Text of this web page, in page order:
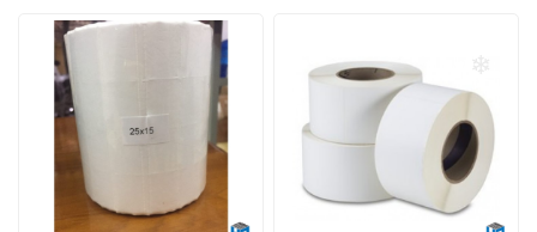
❄